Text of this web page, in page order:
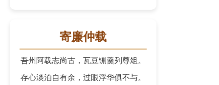
寄廉仲载
吾州阿载志尚古，瓦豆铏羹列尊俎。
存心淡泊自有余，过眼浮华俱不与。